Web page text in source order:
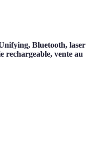
Bluetooth, laser
rechargeable, vente au